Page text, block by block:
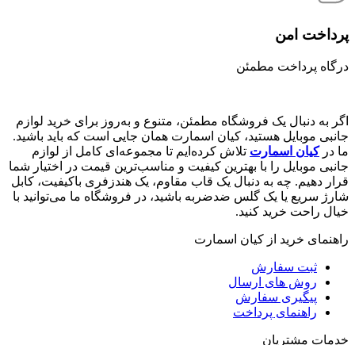
پرداخت امن
درگاه پرداخت مطمئن
اگر به دنبال یک فروشگاه مطمئن، متنوع و به‌روز برای خرید لوازم
جانبی موبایل هستید، کیان اسمارت همان جایی است که باید باشید.
ما درکیان اسمارت تلاش کرده‌ایم تا مجموعه‌ای کامل از لوازم
جانبی موبایل را با بهترین کیفیت و مناسب‌ترین قیمت در اختیار شما
قرار دهیم. چه به دنبال یک قاب مقاوم، یک هندزفری باکیفیت، کابل
شارژ سریع یا یک گلس ضدضربه باشید، در فروشگاه ما می‌توانید با
خیال راحت خرید کنید.
راهنمای خرید از کیان اسمارت
ثبت سفارش
روش‌ های ارسال
پیگیری سفارش
راهنمای پرداخت
خدمات مشتریان